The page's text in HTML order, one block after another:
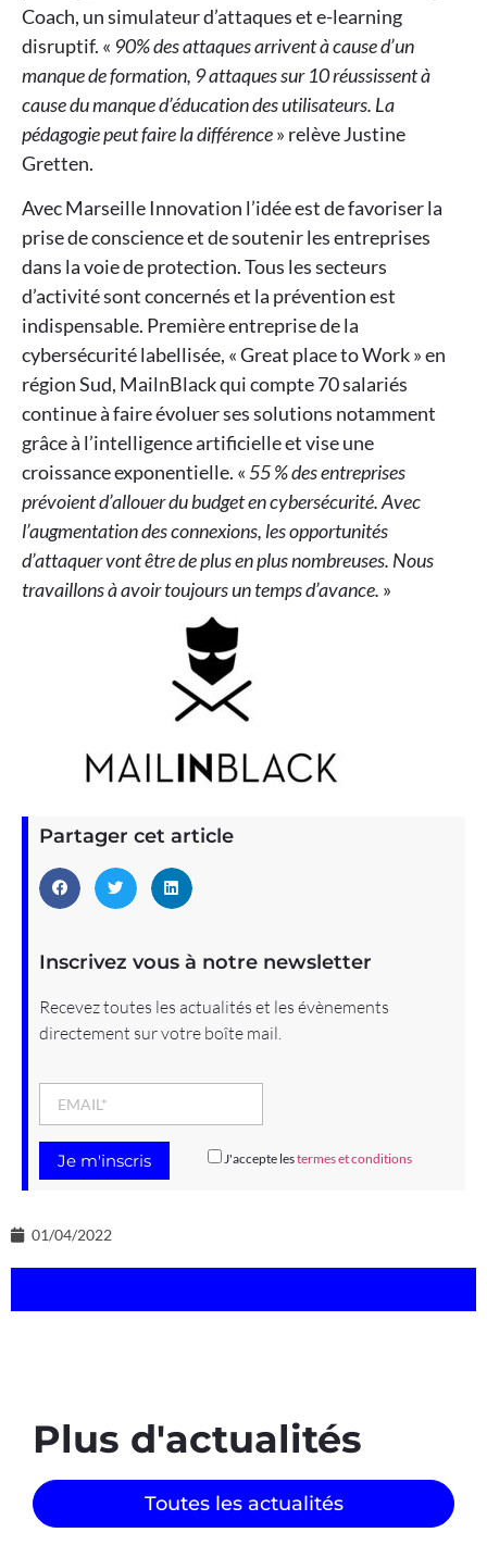
Coach, un simulateur d’attaques et e-learning
disruptif. « 90% des attaques arrivent à cause d’un
manque de formation, 9 attaques sur 10 réussissent à
cause du manque d’éducation des utilisateurs. La
pédagogie peut faire la différence» relève Justine
Gretten.
Avec Marseille Innovation l’idée est de favoriser la
prise de conscience et de soutenir les entreprises
dans la voie de protection. Tous les secteurs
d’activité sont concernés et la prévention est
indispensable. Première entreprise de la
cybersécurité labellisée, « Great place to Work » en
région Sud, MailnBlack qui compte 70 salariés
continue à faire évoluer ses solutions notamment
grâce à l’intelligence artificielle et vise une
croissance exponentielle. «55 % des entreprises
prévoient d’allouer du budget en cybersécurité. Avec
l’augmentation des connexions, les opportunités
d’attaquer vont être de plus en plus nombreuses. Nous
travaillons à avoir toujours un temps d’avance. »
Partager cet article
Inscrivez vous à notre newsletter
Recevez toutes les actualités et les évènements
directement sur votre boîte mail.
J'accepte lestermes et conditions
01/04/2022
Plus d'actualités
Toutes les actualités